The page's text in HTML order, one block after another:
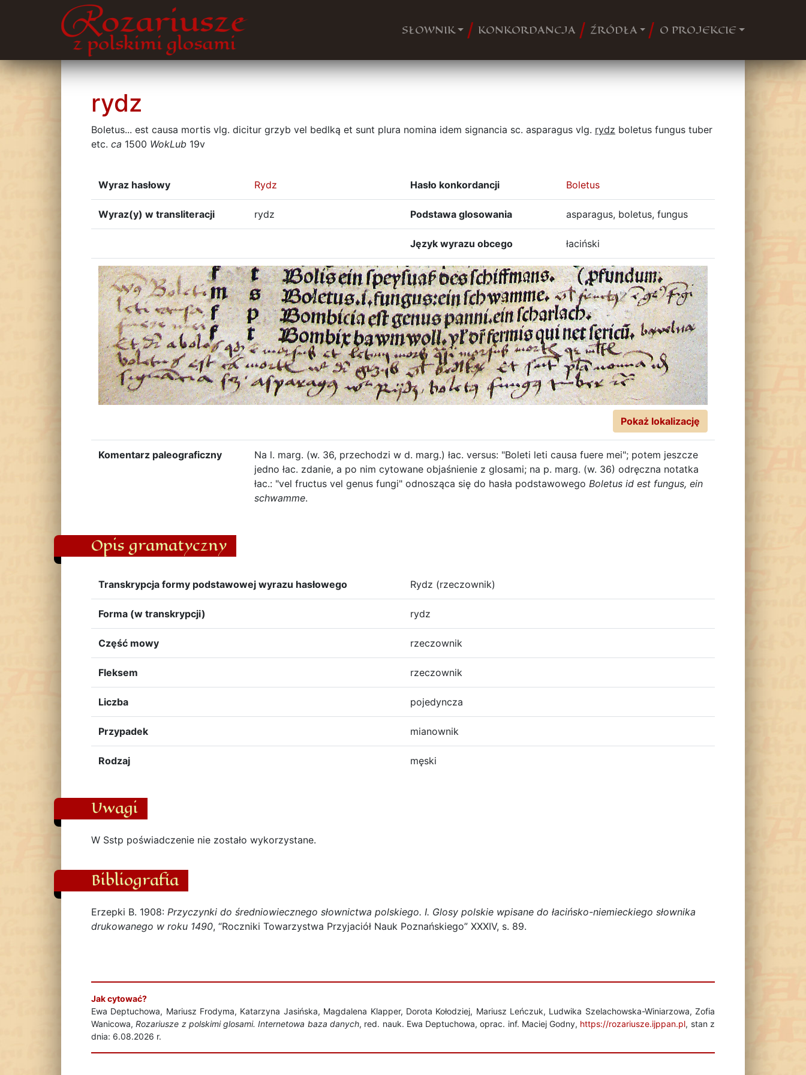
SŁOWNIK KONKORDANCJA ŹRÓDŁA O PROJEKCIE
rydz
Boletus... est causa mortis vlg. dicitur grzyb vel bedlką et sunt plura nomina idem signancia sc. asparagus vlg. rydz boletus fungus tuber
etc. ca 1500 WokLub 19v
Wyraz hasłowy Rydz Hasło konkordancji Boletus
Wyraz(y) w transliteracji rydz Podstawa glosowania asparagus, boletus, fungus
Język wyrazu obcego łaciński
Pokaż lokalizację
Komentarz paleograficzny
Na l. marg. (w. 36, przechodzi w d. marg.) łac. versus: "Boleti leti causa fuere mei"; potem jeszcze
jedno łac. zdanie, a po nim cytowane objaśnienie z glosami; na p. marg. (w. 36) odręczna notatka
łac.: "vel fructus vel genus fungi" odnosząca się do hasła podstawowego Boletus id est fungus, ein
schwamme.
Opis gramatyczny
Transkrypcja formy podstawowej wyrazu hasłowego Rydz (rzeczownik)
Forma (w transkrypcji) rydz
Część mowy rzeczownik
Fleksem rzeczownik
Liczba pojedyncza
Przypadek mianownik
Rodzaj męski
Uwagi
W Sstp poświadczenie nie zostało wykorzystane.
Bibliografia
Erzepki B. 1908: Przyczynki do średniowiecznego słownictwa polskiego. I. Glosy polskie wpisane do łacińsko-niemieckiego słownika
drukowanego w roku 1490, “Roczniki Towarzystwa Przyjaciół Nauk Poznańskiego” XXXIV, s. 89.
Jak cytować?
Ewa Deptuchowa, Mariusz Frodyma, Katarzyna Jasińska, Magdalena Klapper, Dorota Kołodziej, Mariusz Leńczuk, Ludwika Szelachowska-Winiarzowa, Zofia
Wanicowa,Rozariusze z polskimi glosami. Internetowa baza danych, red. nauk. Ewa Deptuchowa, oprac. inf. Maciej Godny, https://rozariusze.ijppan.pl, stan z
dnia: 6.08.2026 r.